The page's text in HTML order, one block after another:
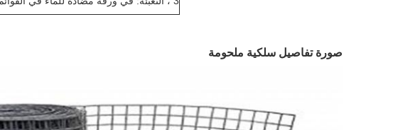
صورة تفاصيل سلكية ملحومة